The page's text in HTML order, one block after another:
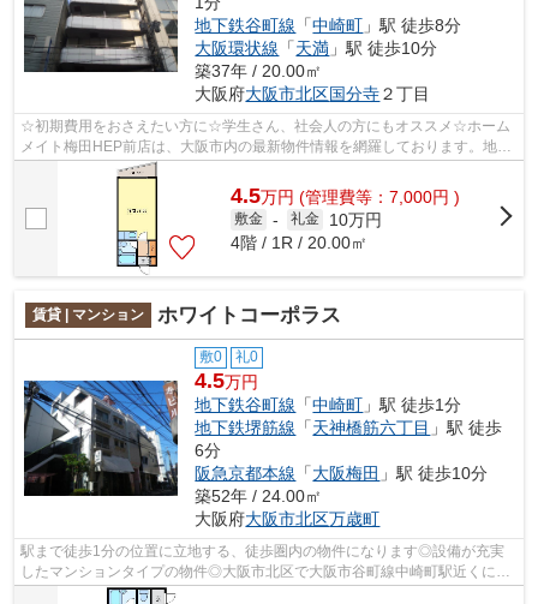
地下鉄谷町線 「中崎町 」駅 徒歩8分
大阪環状線 「天満 」駅 徒歩10分
築37年 / 20.00㎡
大阪府大阪市北区国分寺２丁目
☆初期費用をおさえたい方に☆学生さん、社会人の方にもオススメ☆ホーム
メイト梅田HEP前店は、大阪市内の最新物件情報を網羅しております。地域
密着のホームメイト梅田HEP前店だからでき...
4.5万円 (管理費等：7,000円 )
敷金 - 礼金
10万円
4階 / 1R / 20.00㎡
賃貸 | マンション ホワイトコーポラス
敷0 礼0
4.5万円
地下鉄谷町線 「中崎町 」駅 徒歩1分
地下鉄堺筋線 「天神橋筋六丁目 」駅 徒歩
6分
阪急京都本線 「大阪梅田 」駅 徒歩10分
築52年 / 24.00㎡
大阪府大阪市北区万歳町
駅まで徒歩1分の位置に立地する、徒歩圏内の物件になります◎設備が充実
したマンションタイプの物件◎大阪市北区で大阪市谷町線中崎町駅近くにあ
る物件を探すなら、ホームメイト梅田ＨＥ...